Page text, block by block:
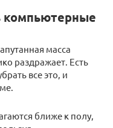
компьютерные
масса
раздражает. Есть
все это, и
ближе к полу,